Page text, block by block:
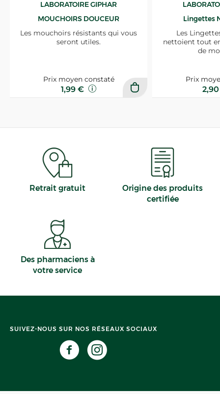
LABORATOIRE GIPHAR
MOUCHOIRS DOUCEUR
Les mouchoirs résistants qui vous
seront utiles.
Prix moyen constaté
1,99 €
Lingettes
Les
nettoient tout
de
Prix
Retrait gratuit
Origine des produits
certifiée
Des pharmaciens à
votre service
SUIVEZ-NOUS SUR NOS RÉSEAUX SOCIAUX